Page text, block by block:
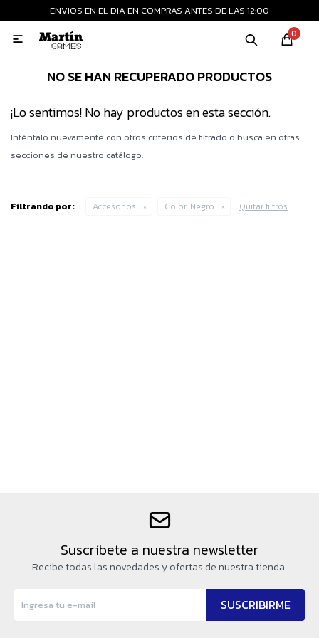
ENVIOS EN EL DIA EN COMPRAS ANTES DE LAS 12:00
0

NO SE HAN RECUPERADO PRODUCTOS
¡Lo sentimos! No hay productos en esta sección.
Inténtalo nuevamente con otros criterios de filtrado o busca en otras
secciones de nuestro catálogo.
Filtrando por: Accesorios Color: Negro Quitar filtros
Suscríbete a nuestra newsletter
Recibe todas las novedades y ofertas de nuestra tienda.
SUSCRIBIRME
MI CUENTA
Consolas nuevas